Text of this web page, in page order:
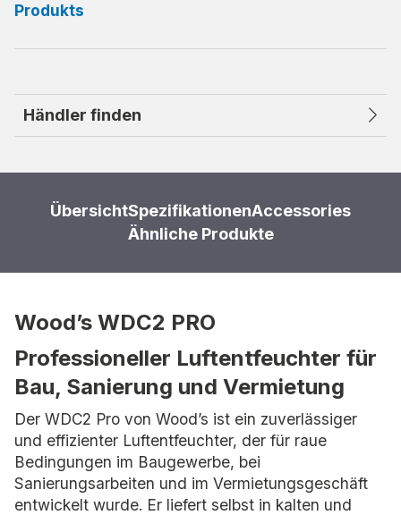
Produkts
Händler finden
ÜbersichtSpezifikationenAccessories
Ähnliche Produkte
Wood’s WDC2 PRO
Professioneller Luftentfeuchter für
Bau, Sanierung und Vermietung
Der WDC2 Pro von Wood’s ist ein zuverlässiger
und effizienter Luftentfeuchter, der für raue
Bedingungen im Baugewerbe, bei
Sanierungsarbeiten und im Vermietungsgeschäft
entwickelt wurde. Er liefert selbst in kalten und